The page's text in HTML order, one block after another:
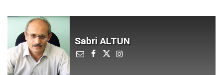
Sabri ALTUN